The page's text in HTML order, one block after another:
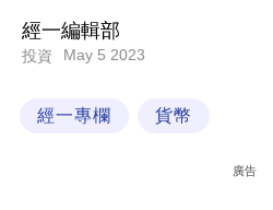
業
經一編輯部
投資 May 5 2023
經一專欄 貨幣
廣告